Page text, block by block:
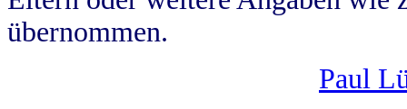
übernommen.
Paul